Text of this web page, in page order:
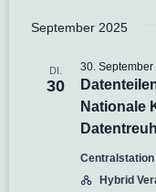
September 2025
DI.
30
Nationale
30. September
Centralstation
Hybrid